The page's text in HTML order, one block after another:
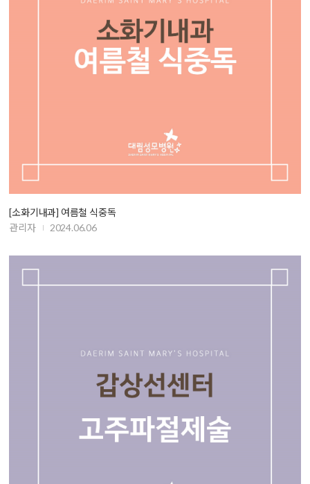
[소화기내과] 여름철 식중독
관리자
2024.06.06